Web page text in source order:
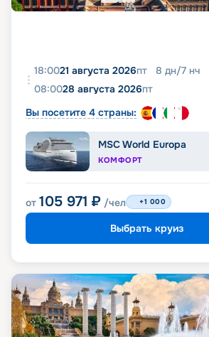
18:0021 августа 2026пт 8 дн/7 нч
08:0028 августа 2026пт
Вы посетите 4 страны:
MSC World Europa
КОМФОРТ
от 105 971 ₽ /чел +1 000
Выбрать круиз